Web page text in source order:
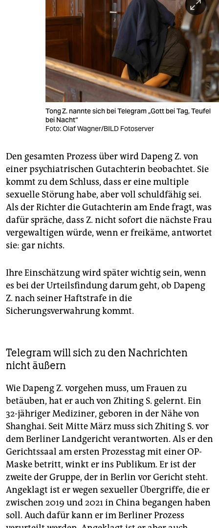
Tong Z. nannte sich bei Telegram „Gott bei Tag, Teufel
bei Nacht“
Foto: Olaf Wagner/BILD Fotoserver
Den gesamten Prozess über wird Dapeng Z. von
einer psychiatrischen Gutachterin beobachtet. Sie
kommt zu dem Schluss, dass er eine multiple
sexuelle Störung habe, aber voll schuldfähig sei.
Als der Richter die Gutachterin am Ende fragt, was
dafür spräche, dass Z. nicht sofort die nächste Frau
vergewaltigen würde, wenn er freikäme, antwortet
sie: gar nichts.
Ihre Einschätzung wird später wichtig sein, wenn
es bei der Urteilsfindung darum geht, ob Dapeng
Z. nach seiner Haftstrafe in die
Sicherungsverwahrung kommt.
Telegram will sich zu den Nachrichten
nicht äußern
Wie Dapeng Z. vorgehen muss, um Frauen zu
betäuben, hat er auch von Zhiting S. gelernt. Ein
32-jähriger Mediziner, geboren in der Nähe von
Shanghai. Seit Mitte März muss sich Zhiting S. vor
dem Berliner Landgericht verantworten. Als er den
Gerichtssaal am ersten Prozesstag mit einer OP-
Maske betritt, winkt er ins Publikum. Er ist der
zweite der Gruppe, der in Berlin vor Gericht steht.
Angeklagt ist er wegen sexueller Übergriffe, die er
zwischen 2019 und 2021 in China begangen haben
soll. Auch dafür kann er im Berliner Prozess